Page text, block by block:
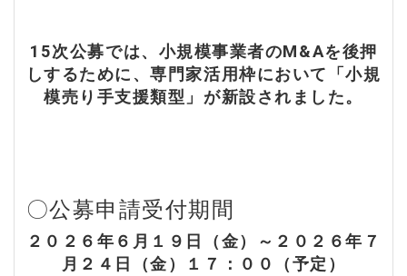
15次公募では、小規模事業者のM&Aを後押
しするために、専門家活用枠において「小規
模売り手支援類型」が新設されました。
〇公募申請受付期間
２０２６年６月１９日（金）～２０２６年７
月２４日（金）１７：００（予定）